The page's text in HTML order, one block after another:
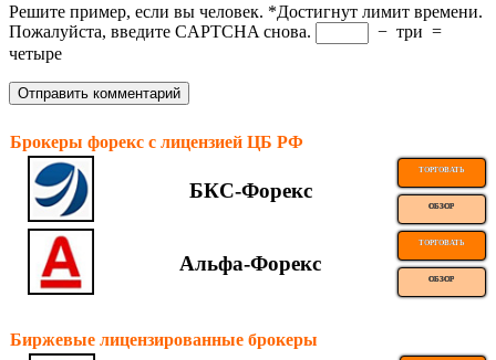
Решите пример, если вы человек. *Достигнут лимит времени.
Пожалуйста, введите CAPTCHA снова.
− три =
четыре
Брокеры форекс с лицензией ЦБ РФ
БКС-Форекс
ТОРГОВАТЬ
ОБЗОР
Альфа-Форекс
ТОРГОВАТЬ
ОБЗОР
Биржевые лицензированные брокеры